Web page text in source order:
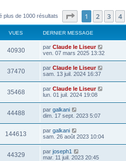
plus de 1000 résultats Page sur20
1 2 3 4
VUES DERNIER MESSAGE
40930 par Claude le Liseur
ven. 07 mars 2025 13:32
37470 par Claude le Liseur
sam. 13 juil. 2024 16:37
35468 par Claude le Liseur
lun. 01 juil. 2024 19:08
44488 par galkani
dim. 17 sept. 2023 5:07
144613 par galkani
sam. 26 août 2023 10:04
44329 par joseph1
mar. 11 juil. 2023 20:45